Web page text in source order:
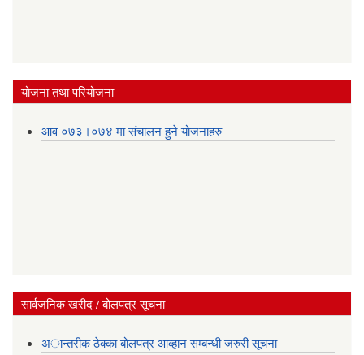
योजना तथा परियोजना
आव ०७३।०७४ मा संचालन हुने योजनाहरु
सार्वजनिक खरीद / बोलपत्र सूचना
अान्तरीक ठेक्का बोलपत्र आव्हान सम्बन्धी जरुरी सूचना